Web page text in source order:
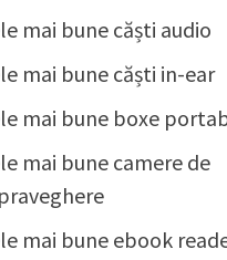
mai bune căști audio
mai bune căști in-ear
mai bune boxe
mai bune camere de
mai bune ebook